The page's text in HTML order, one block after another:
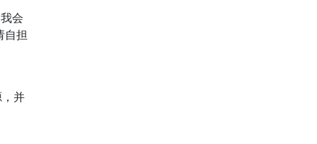
会
自担
并